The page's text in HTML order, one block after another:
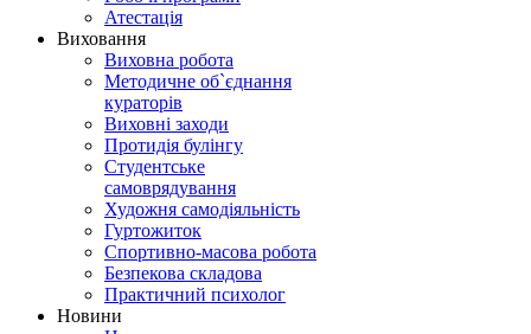
Атестація
Виховання
Виховна робота
Методичне об`єднання
кураторів
Виховні заходи
Протидія булінгу
Студентське
самоврядування
Художня самодіяльність
Гуртожиток
Спортивно-масова робота
Безпекова складова
Практичний психолог
Новини